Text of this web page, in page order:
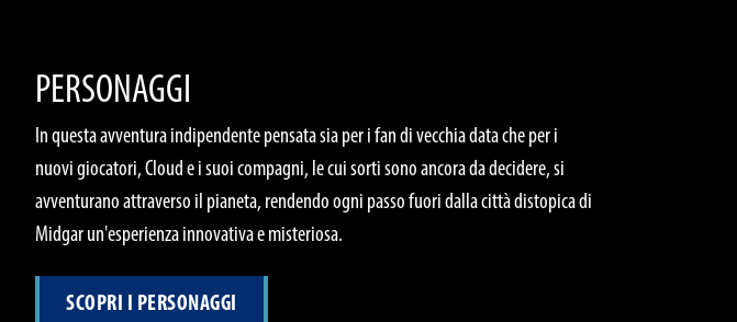
PERSONAGGI
In questa avventura indipendente pensata sia per i fan di vecchia data che per i
nuovi giocatori, Cloud e i suoi compagni, le cui sorti sono ancora da decidere, si
avventurano attraverso il pianeta, rendendo ogni passo fuori dalla città distopica di
Midgar un'esperienza innovativa e misteriosa.
SCOPRI I PERSONAGGI